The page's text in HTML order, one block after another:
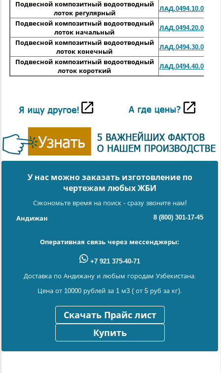
Подвесной композитный водоотводный
лоток регулярный
ЛАД.0494.10.00
Подвесной композитный водоотводный
лоток начальный
ЛАД.0494.20.00
Подвесной композитный водоотводный
лоток конечный
ЛАД.0494.30.00
Подвесной композитный водоотводный
лоток короткий
ЛАД.0494.40.00
У нас можно заказать изготовление по
чертежам любых ЖБИ
Сэкономьте время на поиск - сразу звоните нам!
Андижан 8 (800) 301-17-45
Оперативная связь через мессенджеры:
+7 921 375-40-71
Доставка по Андижану и любым городам Узбекистана.
Цена от 10000 рублей за 1 м3 ( от 5 руб за кг).
Скачать Прайс лист
Купить